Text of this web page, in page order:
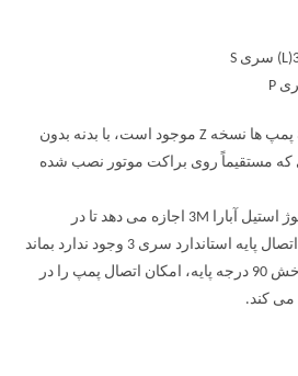
برای سری 3LM و سری 3LS پمپ ها نسخه Z موجود است، با بدنه بدون
که مستقیماً روی براکت موتور نصب شده
این ویژگی به پمپ سانتریفیوژ استیل آبارا 3M اجازه می دهد تا در
فضاهای محدودی که امکان اتصال پایه استاندارد سری 3 وجود ندارد بماند
و از همه مهمتر به لطف چرخش 90 درجه پایه، امکان اتصال پمپ را در
کند.